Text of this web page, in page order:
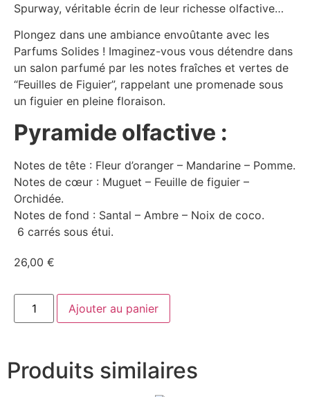
Spurway, véritable écrin de leur richesse olfactive…
Plongez dans une ambiance envoûtante avec les
Parfums Solides ! Imaginez-vous vous détendre dans
un salon parfumé par les notes fraîches et vertes de
“Feuilles de Figuier”, rappelant une promenade sous
un figuier en pleine floraison.
Pyramide olfactive :
Notes de tête : Fleur d’oranger – Mandarine – Pomme.
Notes de cœur : Muguet – Feuille de figuier –
Orchidée.
Notes de fond : Santal – Ambre – Noix de coco.
6 carrés sous étui.
26,00 €
Ajouter au panier
Produits similaires